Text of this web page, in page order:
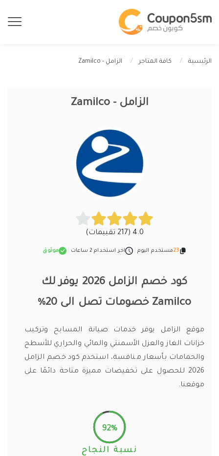
الرئيسية كافة المتاجر الزامل - Zamilco
الزامل - Zamilco
4.0 (217 تقييمات)
23مستخدم اليوم اخر استخدام 2 ساعات موثوق
كود خصم الزامل 2026 يوفر لك
Zamilco خصومات تصل الى 20%
موقع الزامل يوفر خدمات صيانة المسابح وتركيب
خزانات الغاز والعزل الأسمنتي والمائي والحراري للأسطح
والحمامات بأسعار منافسة، استخدم كود خصم الزامل
2026 للحصول على تخفيضات مميزة متاحة دائمًا على
موقعنا.
92%
نسبة النجاح